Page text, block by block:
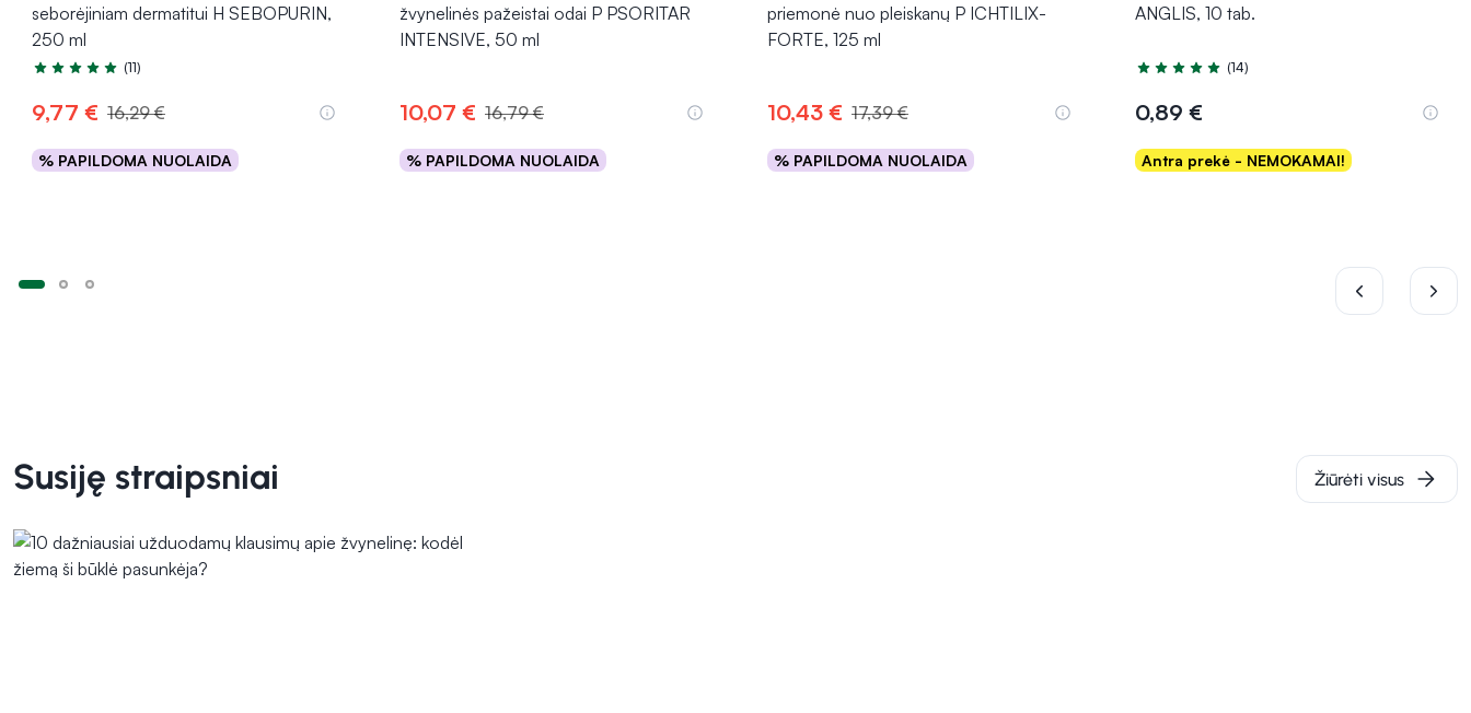
seborėjiniam dermatitui H SEBOPURIN,
250 ml
Įvertinimas 5.0 iš 5
(11)
9,77 € 16,29 €
% PAPILDOMA NUOLAIDA
Į krepšelį
žvynelinės pažeistai odai P PSORITAR
INTENSIVE, 50 ml
10,07 € 16,79 €
% PAPILDOMA NUOLAIDA
Į krepšelį
priemonė nuo pleiskanų P ICHTILIX-
FORTE, 125 ml
10,43 € 17,39 €
% PAPILDOMA NUOLAIDA
Į krepšelį
ANGLIS, 10 tab.
Įvertinimas 5.0 iš 5
(14)
0,89 €
Antra prekė - NEMOKAMAI!
Į krepšelį
Susiję straipsniai Žiūrėti visus